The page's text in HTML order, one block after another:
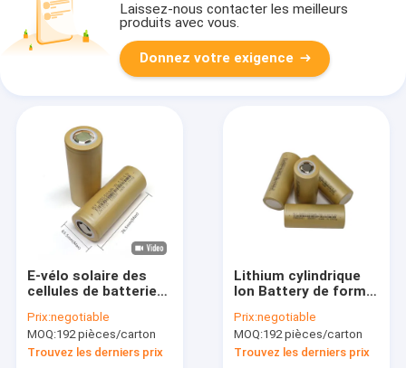
Laissez-nous contacter les meilleurs
produits avec vous.
Donnez votre exigence
E-vélo solaire des
cellules de batterie
Ion For de cycle
d'énergie profonde
de vert
Prix:negotiable
MOQ:192 pièces/carton
Trouvez les derniers prix
Lithium cylindrique
Ion Battery de forme
pour l'énergie solaire
Prix:negotiable
MOQ:192 pièces/carton
Trouvez les derniers prix